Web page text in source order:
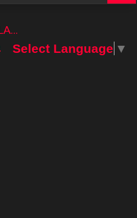
RELAXARE / DESTINDERE
Select Language ▼